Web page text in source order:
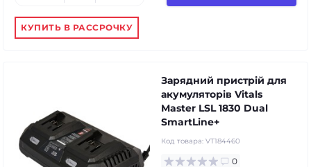
КУПИТЬ В РАССРОЧКУ
Зарядний пристрій для
акумуляторів Vitals
Master LSL 1830 Dual
SmartLine+
Код товара: VT184460
0